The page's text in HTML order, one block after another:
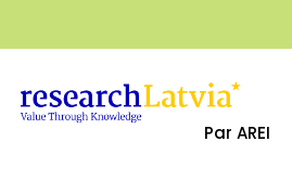
Par AREI